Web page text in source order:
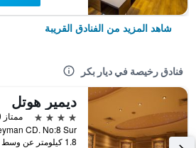
شاهد المزيد من الفنادق القريبة
فنادق رخيصة في ديار بكر
ديمير هوتل
4 نجوم
ممتاز 8.0
1.8 كيلومتر عن وسط المدينة